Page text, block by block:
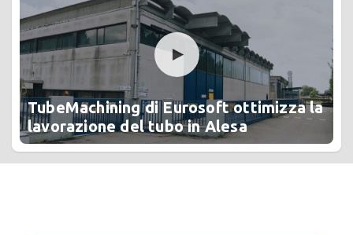
TubeMachining di Eurosoft ottimizza la
lavorazione del tubo in Alesa